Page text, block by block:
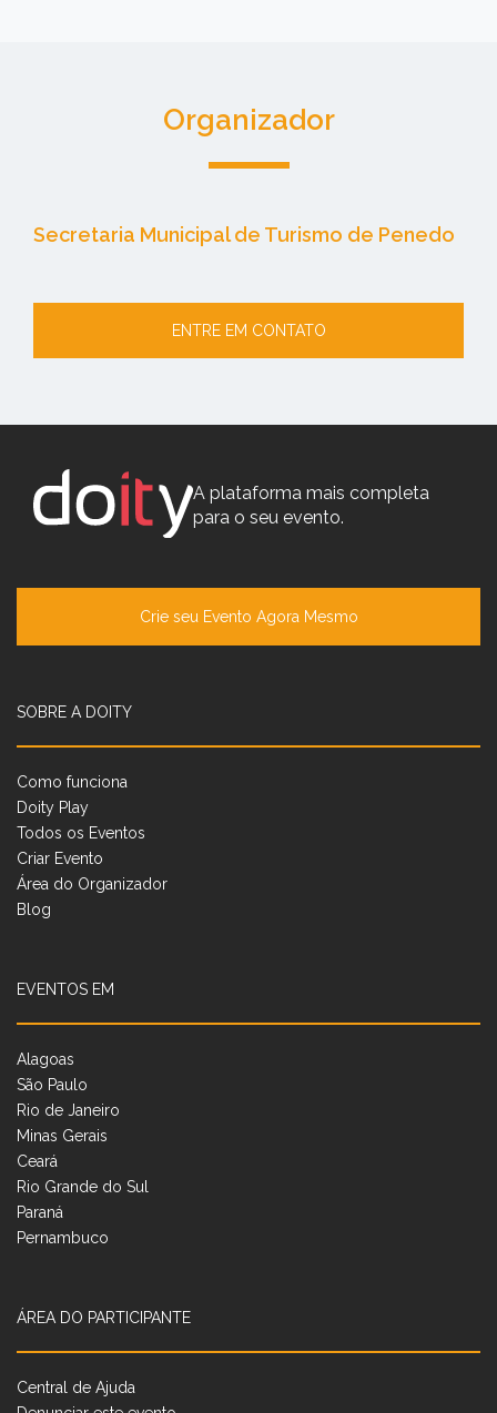
Organizador
Secretaria Municipal de Turismo de Penedo
ENTRE EM CONTATO
A plataforma mais completa
para o seu evento.
Crie seu Evento Agora Mesmo
SOBRE A DOITY
Como funciona
Doity Play
Todos os Eventos
Criar Evento
Área do Organizador
Blog
EVENTOS EM
Alagoas
São Paulo
Rio de Janeiro
Minas Gerais
Ceará
Rio Grande do Sul
Paraná
Pernambuco
ÁREA DO PARTICIPANTE
Central de Ajuda